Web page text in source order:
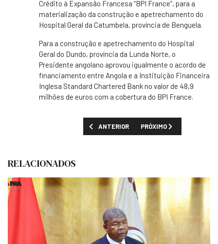
Crédito à Expansão Francesa “BPI France”, para a
materialização da construção e apetrechamento do
Hospital Geral da Catumbela, província de Benguela.
Para a construção e apetrechamento do Hospital
Geral do Dundo, província da Lunda Norte, o
Presidente angolano aprovou igualmente o acordo de
financiamento entre Angola e a Instituição Financeira
Inglesa Standard Chartered Bank no valor de 48,9
milhões de euros com a cobertura do BPI France.
ARTIGO ANTERIOR: MPLA TEM O POVO
ANTERIOR PRÓXIMO ARTIGO: PARA
PRÓXIMO
RELACIONADOS